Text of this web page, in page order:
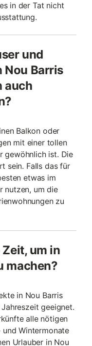
in der Tat nicht
und
Nou Barris
auch
Balkon oder
mit einer tollen
gewöhnlich ist. Die
sein. Falls das für
etwas im
nutzen, um die
zu
um in
machen?
in Nou Barris
geeignet.
alle nötigen
Wintermonate
Urlauber in Nou